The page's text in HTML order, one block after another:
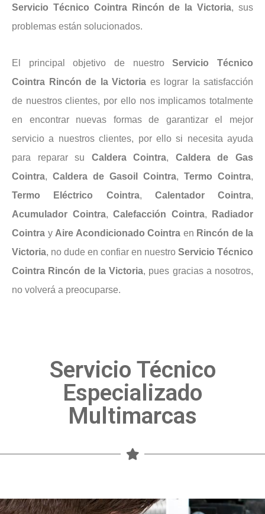
Servicio Técnico Cointra Rincón de la Victoria, sus
problemas están solucionados.
El principal objetivo de nuestroServicio Técnico
Cointra Rincón de la Victoria es lograr la satisfacción
de nuestros clientes, por ello nos implicamos totalmente
en encontrar nuevas formas de garantizar el mejor
servicio a nuestros clientes, por ello si necesita ayuda
para reparar su Caldera Cointra, Caldera de Gas
Cointra, Caldera de Gasoil Cointra, Termo Cointra,
Termo Eléctrico Cointra, Calentador Cointra,
Acumulador Cointra, Calefacción Cointra,
Radiador
Cointra y Aire Acondicionado Cointra en Rincón de la
Victoria, no dude en confiar en nuestro Servicio Técnico
Cointra Rincón de la Victoria, pues gracias a nosotros,
no volverá a preocuparse.
Servicio Técnico
Especializado
Multimarcas